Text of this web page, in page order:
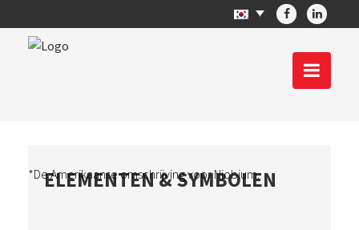
ELEMENTEN & SYMBOLEN
*De Amerikaanse omschrijving voor Niobium.